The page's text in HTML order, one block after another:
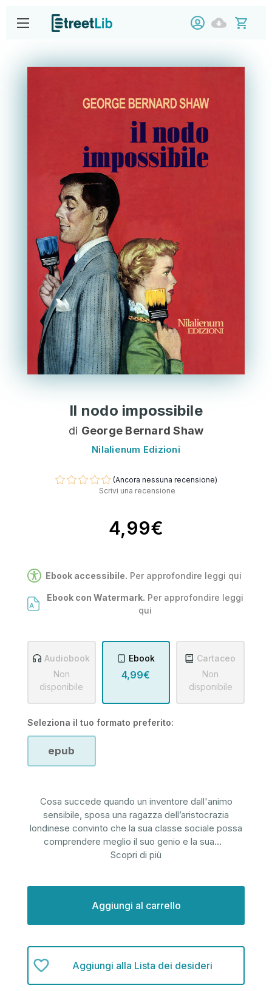
Il nodo impossibile
di George Bernard Shaw
Nilalienum Edizioni
(Ancora nessuna recensione)
Scrivi una recensione
4,99€
Ebook con Watermark. Per approfondire leggi
qui
Ebook accessibile. Per approfondire leggi qui
Audiobook
Non
disponibile
Ebook
4,99€
Cartaceo
Non
disponibile
Seleziona il tuo formato preferito:
epub
Cosa succede quando un inventore dall'animo
sensibile, sposa una ragazza dell’aristocrazia
londinese convinto che la sua classe sociale possa
comprendere meglio il suo genio e la sua...
Scopri di più
Aggiungi alla Lista dei desideri